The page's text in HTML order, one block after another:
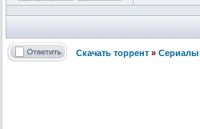
Скачать торрент » Сериалы